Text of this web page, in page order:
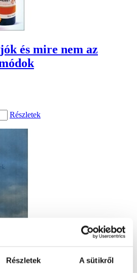
Részletek A sütikről
és mire nem az
Részletek
és terhes